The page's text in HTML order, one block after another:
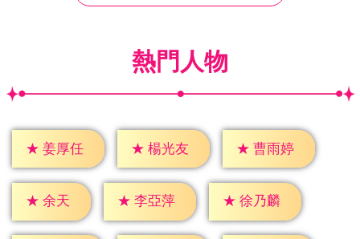
熱門人物
★ 姜厚任 ★ 楊光友 ★ 曹雨婷
★ 余天 ★ 李亞萍 ★ 徐乃麟